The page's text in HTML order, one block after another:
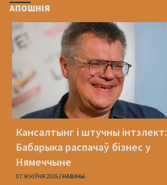
АПОШНІЯ
Кансалтынг і штучны інтэлект:
Бабарыка распачаў бізнес у
Нямеччыне
07 ЖНІЎНЯ 2026 НАВІНЫ